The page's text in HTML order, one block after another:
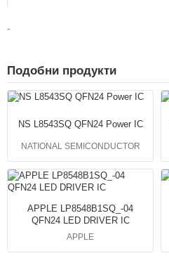
-
Подобни продукти
NS L8543SQ QFN24 Power IC
NATIONAL SEMICONDUCTOR
APPLE LP8548B1SQ_-04
QFN24 LED DRIVER IC
APPLE